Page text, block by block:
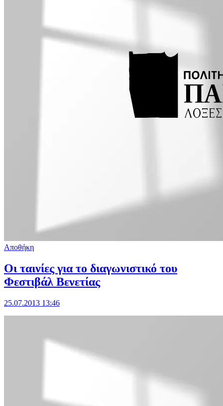
Αποθήκη
Οι ταινίες για το διαγωνιστικό του
Φεστιβάλ Βενετίας
25.07.2013 13:46